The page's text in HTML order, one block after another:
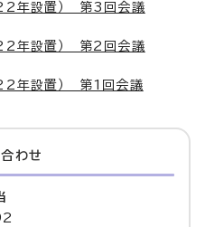
年設置） 第3回会議
年設置） 第2回会議
年設置） 第1回会議
わせ